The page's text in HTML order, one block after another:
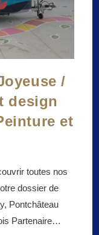
/
design
et
toutes nos
dossier de
Pontchâteau
Partenaire…